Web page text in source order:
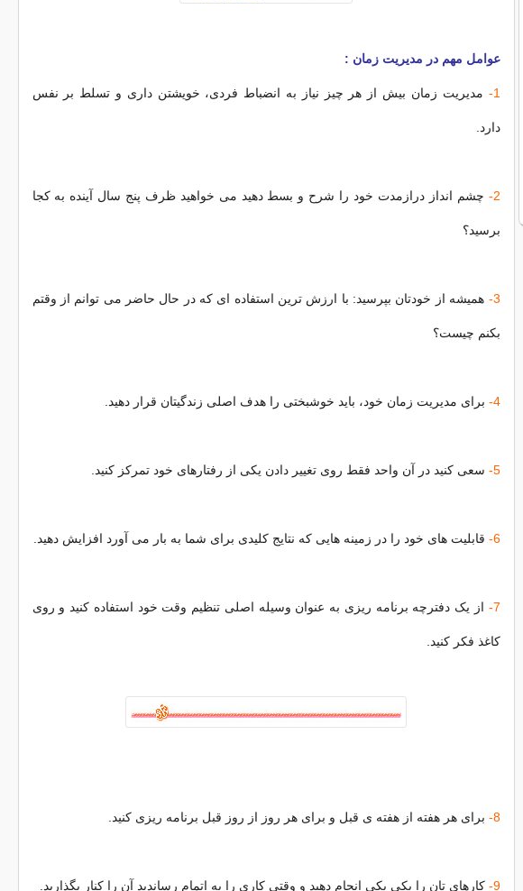
عوامل مهم در مدیریت زمان :
1- مدیریت زمان بیش از هر چیز نیاز به انضباط فردی، خویشتن داری و تسلط بر نفس
دارد.
2- چشم انداز درازمدت خود را شرح و بسط دهید می خواهید ظرف پنج سال آینده به کجا
برسید؟
3- همیشه از خودتان بپرسید: با ارزش ترین استفاده ای که در حال حاضر می توانم از وقتم
بکنم چیست؟
4- برای مدیریت زمان خود، باید خوشبختی را هدف اصلی زندگیتان قرار دهید.
5- سعی کنید در آن واحد فقط روی تغییر دادن یکی از رفتارهای خود تمرکز کنید.
6- قابلیت های خود را در زمینه هایی که نتایج کلیدی برای شما به بار می آورد افزایش دهید.
7- از یک دفترچه برنامه ریزی به عنوان وسیله اصلی تنظیم وقت خود استفاده کنید و روی
کاغذ فکر کنید.
8- برای هر هفته از هفته ی قبل و برای هر روز از روز قبل برنامه ریزی کنید.
9- کارهای تان را یکی یکی انجام دهید و وقتی کاری را به اتمام رساندید آن را کنار بگذارید.